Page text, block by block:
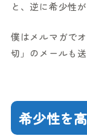
と、逆に希少性
僕はメルマガで
切」のメールも
希少性を